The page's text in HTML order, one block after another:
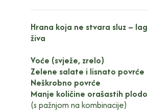
Hrana koja ne stvara sluz –
živa
Voće (svježe, zrelo)
Zelene salate i lisnato povrće
Neškrobno povrće
Manje količine orašastih
(s pažnjom na kombinacije)